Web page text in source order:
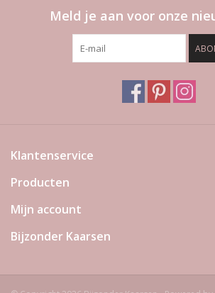
Meld je aan voor onze
Klantenservice
Producten
Mijn account
Bijzonder Kaarsen